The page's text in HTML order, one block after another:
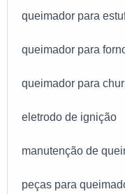
queimador para
queimador para
queimador para
eletrodo de ignição
manutenção de
peças para